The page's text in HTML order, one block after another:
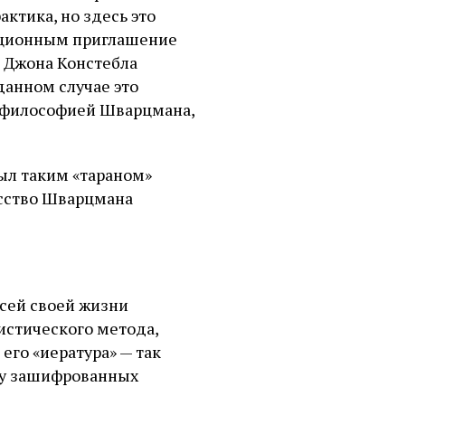
но здесь это
приглашение
Джона Констебла
случае это
философией Шварцмана,
таким «тараном»
Шварцмана
своей жизни
метода,
«иература» — так
зашифрованных